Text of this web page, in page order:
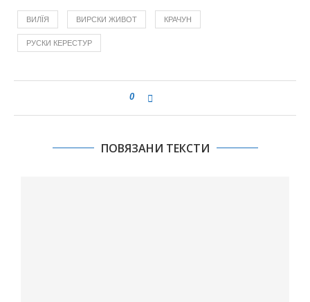
ВИЛЇЯ ВИРСКИ ЖИВОТ КРАЧУН
РУСКИ КЕРЕСТУР
0
ПОВЯЗАНИ ТЕКСТИ